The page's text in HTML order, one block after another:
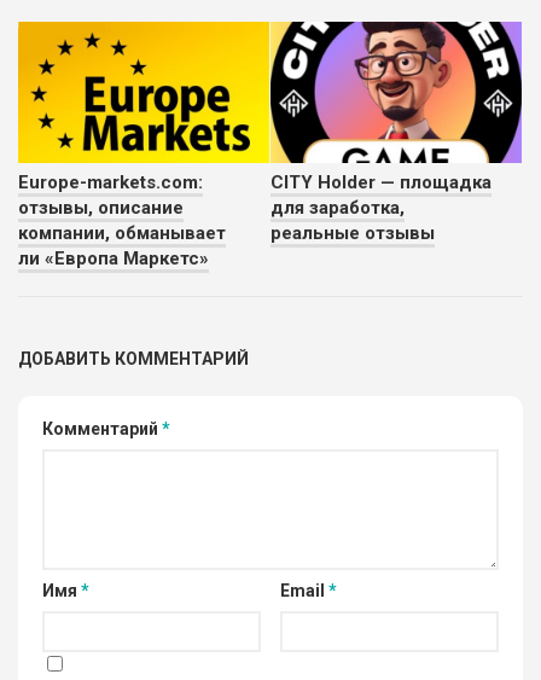
Europe-markets.com:
отзывы, описание
компании, обманывает
ли «Европа Маркетс»
CITY Holder — площадка
для заработка,
реальные отзывы
ДОБАВИТЬ КОММЕНТАРИЙ
Комментарий *
Имя * Email *